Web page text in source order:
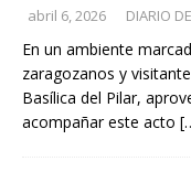
abril 6, 2026 DIARIO
En un ambiente
zaragozanos y
Basílica del Pilar,
acompañar este acto